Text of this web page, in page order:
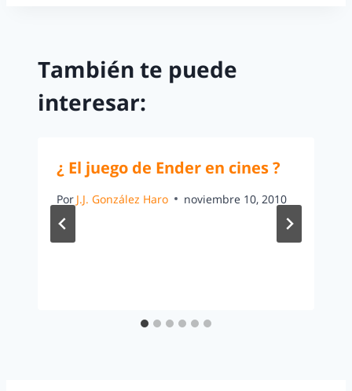
También te puede
interesar:
¿ El juego de Ender en cines ?
Por J.J. González Haro noviembre 10, 2010